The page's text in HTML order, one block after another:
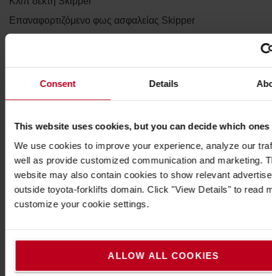
Consent Details
This website uses cookies, but you can decide which ones
We use cookies to improve your experience, analyze our
well as provide customized communication and marketing.
website may also contain cookies to show relevant
outside toyota-forklifts domain. Click "View Details" to read
customize your cookie settings.
ALLOW ALL COOKIES
Επαναφορτιζόμενο φως ασφαλείας Skipper
Στήριγμα/δέκτης με σφιγκτήρα Skipper
Κλιπ ιμάντα Skipper
Η μονάδα Skipper είναι στιβαρή και αξιόπιστη
λόγω των υλικών υψηλών προδιαγραφών και της
υφασμάτινης ταινίας της. Η ευέλικτη μονάδα
χρησιμοποιείται σε ένα ευρύ φάσμα βιομηχανιών,
διαχείριση εγκαταστάσεων και πολλά άλλα.
Τεχνικές προδιαγραφές